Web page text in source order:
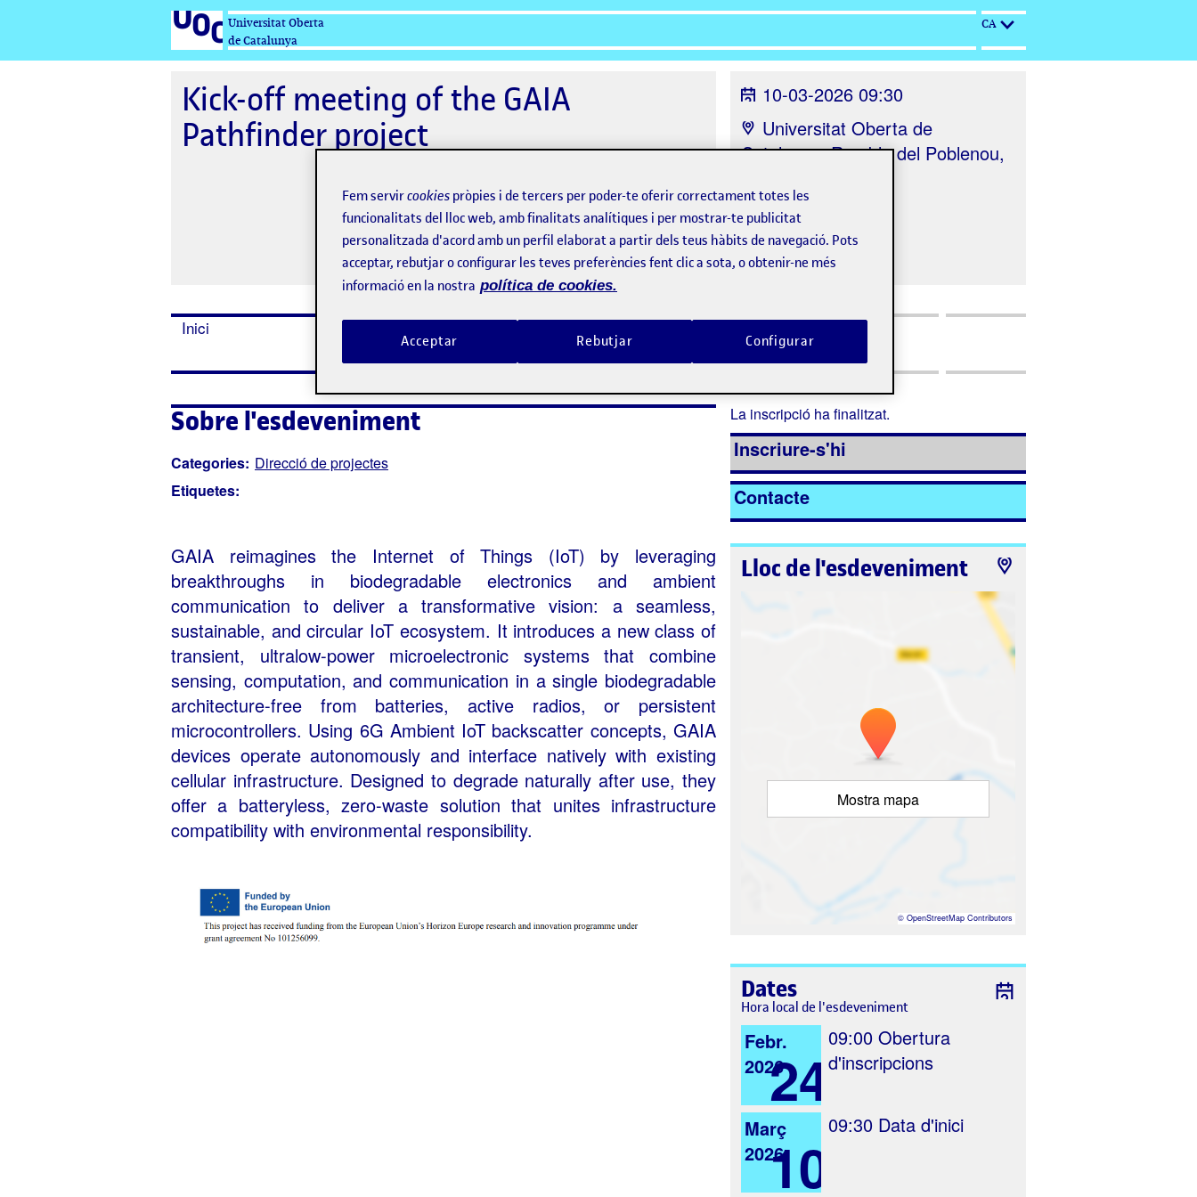
Universitat Oberta
de Catalunya
CA
Kick-off meeting of the GAIA
Pathfinder project
10-03-2026 09:30
Universitat Oberta de
Catalunya, Rambla del Poblenou,
Inici Dates Programa Assistents
Sobre l'esdeveniment
Categories: Direcció de projectes
Etiquetes:
GAIA reimagines the Internet of Things (IoT) by leveraging
breakthroughs in biodegradable electronics and ambient
communication to deliver a transformative vision: a seamless,
sustainable, and circular IoT ecosystem. It introduces a new class of
transient, ultralow-power microelectronic systems that combine
sensing, computation, and communication in a single biodegradable
architecture-free from batteries, active radios, or persistent
microcontrollers. Using 6G Ambient IoT backscatter concepts, GAIA
devices operate autonomously and interface natively with existing
cellular infrastructure. Designed to degrade naturally after use, they
offer a batteryless, zero-waste solution that unites infrastructure
compatibility with environmental responsibility.
La inscripció ha finalitzat.
Inscriure-s'hi
Contacte
Lloc de l'esdeveniment
Mostra mapa
© OpenStreetMap Contributors
Dates
Hora local de l'esdeveniment
Febr.
202624
09:00 Obertura
d'inscripcions
Març
202610
09:30 Data d'inici
Fem servircookies pròpies i de tercers per poder-te oferir correctament totes les
funcionalitats del lloc web, amb finalitats analítiques i per mostrar-te publicitat
personalitzada d'acord amb un perfil elaborat a partir dels teus hàbits de navegació. Pots
acceptar, rebutjar o configurar les teves preferències fent clic a sota, o obtenir-ne més
informació en la nostra política de cookies.
Rebutjar
Acceptar Configurar